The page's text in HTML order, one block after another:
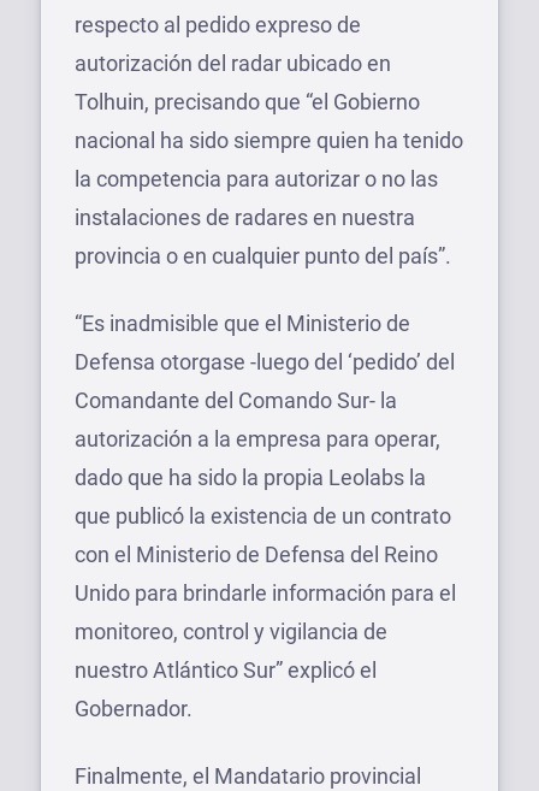
respecto al pedido expreso de
autorización del radar ubicado en
Tolhuin, precisando que “el Gobierno
nacional ha sido siempre quien ha tenido
la competencia para autorizar o no las
instalaciones de radares en nuestra
provincia o en cualquier punto del país”.
“Es inadmisible que el Ministerio de
Defensa otorgase -luego del ‘pedido’ del
Comandante del Comando Sur- la
autorización a la empresa para operar,
dado que ha sido la propia Leolabs la
que publicó la existencia de un contrato
con el Ministerio de Defensa del Reino
Unido para brindarle información para el
monitoreo, control y vigilancia de
nuestro Atlántico Sur” explicó el
Gobernador.
Finalmente, el Mandatario provincial